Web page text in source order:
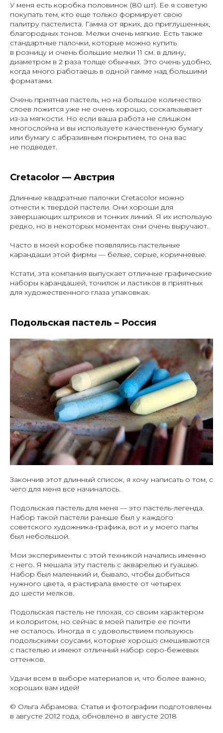
У меня есть коробка половинок (80 шт). Ее я советую
покупать тем, кто еще только формирует свою
палитру пастелиста. Гамма от ярких, до приглушенных,
благородных тонов. Мелки очень мягкие. Есть также
стандартные палочки, которые можно купить
в розницу и очень большие мелки 11 см. в длину,
диаметром в 2 раза толще обычных. Это очень удобно,
когда много работаешь в одной гамме над большими
форматами.
Очень приятная пастель, но на большое количество
слоев ложится уже не очень хорошо, соскальзывает
из-за мягкости. Но если ваша работа не слишком
многослойна и вы используете качественную бумагу
или бумагу с абразивным покрытием, то она вас
не подведет.
Cretacolor — Австрия
Длинные квадратные палочки Cretacolor можно
отнести к твердой пастели. Они хороши для
завершающих штрихов и тонких линий. Я их использую
редко, но в некоторых моментах они очень выручают.
Часто в моей коробке появлялись пастельные
карандаши этой фирмы — белые, серые, коричневые.
Кстати, эта компания выпускает отличные графические
наборы карандашей, точилок и ластиков в приятных
для художественного глаза упаковках.
Подольская пастель – Россия
Закончив этот длинный список, я хочу написать о том, с
чего для меня все начиналось.
Подольская пастель для меня — это пастель-легенда.
Набор такой пастели раньше был у каждого
советского художника-графика, вот и у моего папы
был небольшой.
Мои эксперименты с этой техникой начались именно
с него. Я мешала эту пастель с акварелью и гуашью.
Набор был маленький и, бывало, чтобы добиться
нужного цвета, я растирала вместе от четырех
до шести мелков.
Подольская пастель не плохая, со своим характером
и колоритом, но сейчас в моей палитре ее почти
не осталось. Иногда я с удовольствием пользуюсь
подольскими соусами, которые хорошо смешиваются
с пастелью и имеют отличный набор серо-бежевых
оттенков.
Удачи всем в выборе материалов и, что более важно,
хороших вам идей!
© Ольга Абрамова. Статья и фотографии подготовлены
в августе 2012 года, обновлено в августе 2018